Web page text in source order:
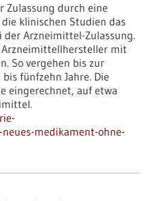
Zulassung durch eine
klinischen Studien das
Arzneimittel-Zulassung.
mit
So vergehen bis zur
fünfzehn Jahre. Die
eingerechnet, auf etwa
medikament-ohne-